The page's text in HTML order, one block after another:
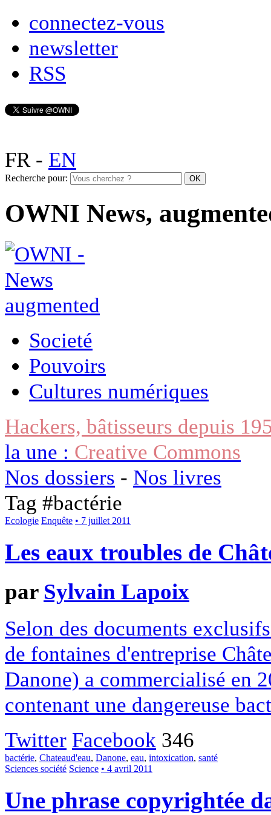
connectez-vous
newsletter
RSS
FR- EN
Recherche pour:
OWNI News,
Societé
Pouvoirs
Cultures numériques
Hackers, bâtisseurs depuis
la une : Creative Commons
Nos dossiers - Nos livres
Tag #bactérie
Ecologie Enquête • 7 juillet 2011
Les eaux troubles de
par Sylvain Lapoix
Selon des documents
de fontaines d'entreprise
Danone) a commercialisé en
contenant une dangereuse
Twitter Facebook 346
bactérie, Chateaud'eau, Danone, eau, intoxication, santé
Sciences société Science • 4 avril 2011
Une phrase copyrightée